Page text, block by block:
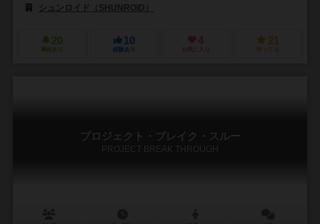
シュンロイド（SHUNROID）
20
興味あり
10
経験あり
4
お気に入り
21
持ってる
プロジェクト・ブレイク・スルー
PROJECT BREAK THROUGH